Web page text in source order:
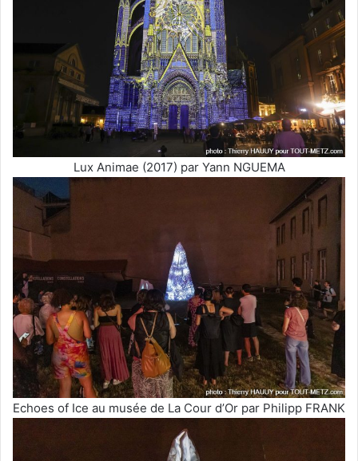
Lux Animae (2017) par Yann NGUEMA
Echoes of Ice au musée de La Cour d’Or par Philipp FRANK